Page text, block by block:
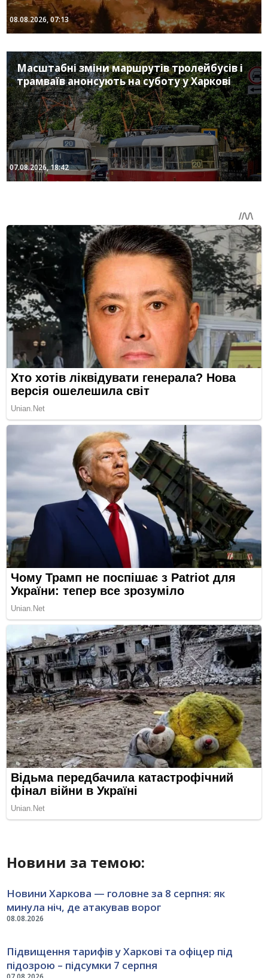
08.08.2026, 07:13
Масштабні зміни маршрутів тролейбусів і
трамваїв анонсують на суботу у Харкові
07.08.2026, 18:42
Новини за темою:
08.08.2026
Новини Харкова — головне за 8 серпня: як
минула ніч, де атакував ворог
Підвищення тарифів у Харкові та офіцер під
підозрою – підсумки 7 серпня